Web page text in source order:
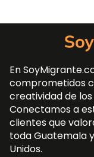
En
comprometidos
creatividad de
Conectamos a
clientes que
toda Guatemala
Unidos.